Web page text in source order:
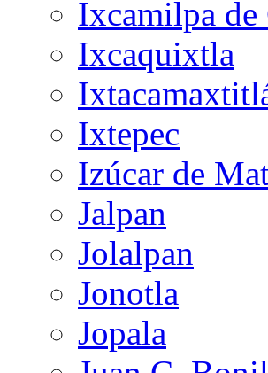
Ixcamilpa de
Ixcaquixtla
Ixtepec
Izúcar de
Jalpan
Jolalpan
Jonotla
Jopala